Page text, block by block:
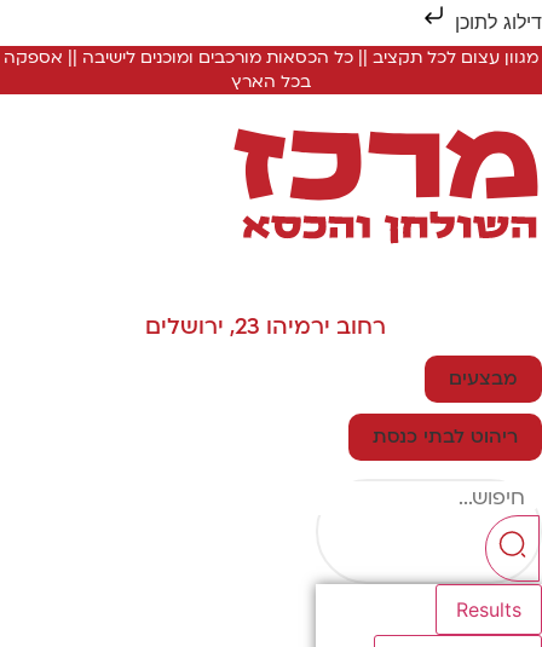
לתוכן
מגוון עצום לכל תקציב || כל הכסאות מורכבים ומוכנים לישיבה || אספקה
בכל הארץ
רחוב ירמיהו 23, ירושלים
מבצעים
ריהוט לבתי כנסת
Results